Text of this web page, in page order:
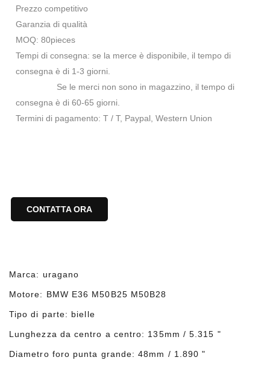
Prezzo competitivo
Garanzia di qualità
MOQ: 80pieces
Tempi di consegna: se la merce è disponibile, il tempo di
consegna è di 1-3 giorni.
Se le merci non sono in magazzino, il tempo di
consegna è di 60-65 giorni.
Termini di pagamento: T / T, Paypal, Western Union
CONTATTA ORA
Marca: uragano
Motore: BMW E36 M50B25 M50B28
Tipo di parte: bielle
Lunghezza da centro a centro: 135mm / 5.315 "
Diametro foro punta grande: 48mm / 1.890 "